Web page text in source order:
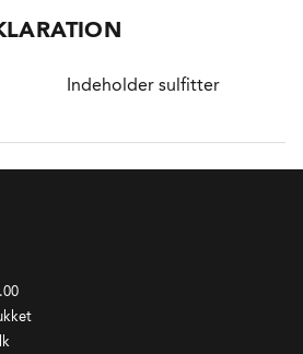
designer. Jean Carlu
sig op til at fortsætte sit virke
lang historie og stor
St. Estephe og St. Julien.
grus og Cabernet Sauvignon
plantede druesort flankeret af
er lige knap 2000 ha og
for mange som værende
for textbook
Hele 3 ud af de 5 slotte
Indeholder sulfitter